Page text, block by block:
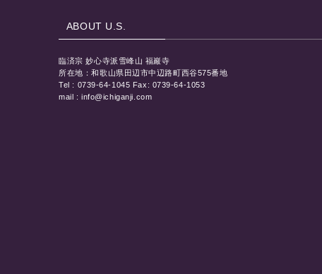
ABOUT U.S.
臨済宗 妙心寺派雪峰山 福巖寺
所在地：和歌山県田辺市中辺路町西谷575番地
Tel : 0739-64-1045 Fax: 0739-64-1053
mail : info@ichiganji.com